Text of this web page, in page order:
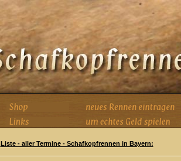
Liste - aller Termine - Schafkopfrennen in Bayern: